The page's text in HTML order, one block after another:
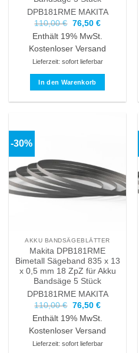
DPB181RME MAKITA
110,00€ Ursprünglicher
war:
110,00 €
76,50 €Aktueller
ist:
76,50 €.
Enthält 19% MwSt.
Kostenloser Versand
Lieferzeit: sofort lieferbar
In den Warenkorb
-30%
AKKU BANDSÄGEBLÄTTER
Makita DPB181RME
Bimetall Sägeband 835 x 13
x 0,5 mm 18 ZpZ für Akku
Bandsäge 5 Stück
DPB181RME MAKITA
110,00€ Ursprünglicher
Preis
war:
110,00 €
76,50 €Aktueller
ist:
76,50 €.
Enthält 19% MwSt.
Kostenloser Versand
Lieferzeit: sofort lieferbar